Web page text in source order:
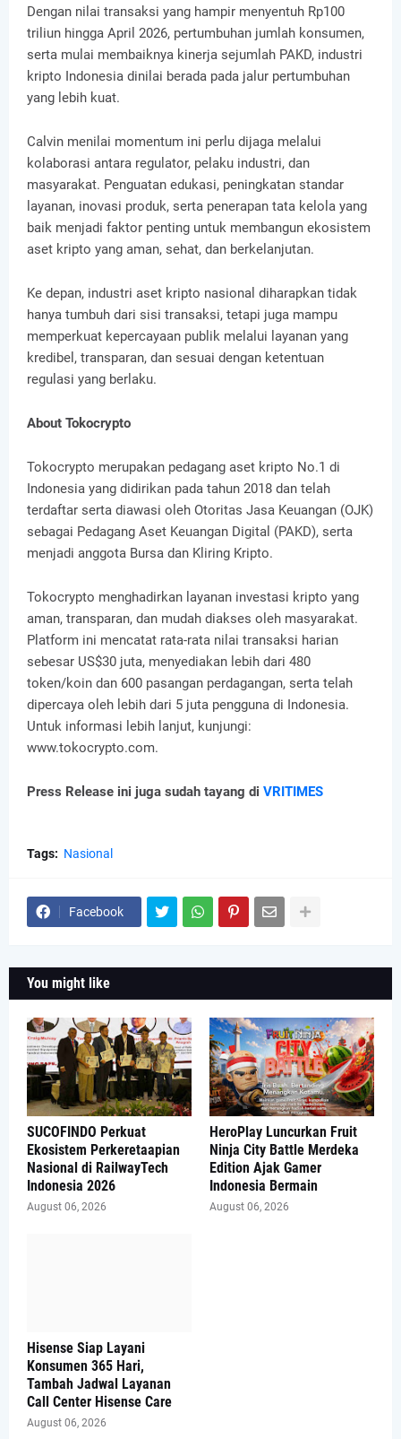
Dengan nilai transaksi yang hampir menyentuh Rp100
triliun hingga April 2026, pertumbuhan jumlah konsumen,
serta mulai membaiknya kinerja sejumlah PAKD, industri
kripto Indonesia dinilai berada pada jalur pertumbuhan
yang lebih kuat.
Calvin menilai momentum ini perlu dijaga melalui
kolaborasi antara regulator, pelaku industri, dan
masyarakat. Penguatan edukasi, peningkatan standar
layanan, inovasi produk, serta penerapan tata kelola yang
baik menjadi faktor penting untuk membangun ekosistem
aset kripto yang aman, sehat, dan berkelanjutan.
Ke depan, industri aset kripto nasional diharapkan tidak
hanya tumbuh dari sisi transaksi, tetapi juga mampu
memperkuat kepercayaan publik melalui layanan yang
kredibel, transparan, dan sesuai dengan ketentuan
regulasi yang berlaku.
About Tokocrypto
Tokocrypto merupakan pedagang aset kripto No.1 di
Indonesia yang didirikan pada tahun 2018 dan telah
terdaftar serta diawasi oleh Otoritas Jasa Keuangan (OJK)
sebagai Pedagang Aset Keuangan Digital (PAKD), serta
menjadi anggota Bursa dan Kliring Kripto.
Tokocrypto menghadirkan layanan investasi kripto yang
aman, transparan, dan mudah diakses oleh masyarakat.
Platform ini mencatat rata-rata nilai transaksi harian
sebesar US$30 juta, menyediakan lebih dari 480
token/koin dan 600 pasangan perdagangan, serta telah
dipercaya oleh lebih dari 5 juta pengguna di Indonesia.
Untuk informasi lebih lanjut, kunjungi:
www.tokocrypto.com.
Press Release ini juga sudah tayang di VRITIMES
Tags: Nasional
Facebook
You might like
SUCOFINDO Perkuat
Ekosistem Perkeretaapian
Nasional di RailwayTech
Indonesia 2026
August 06, 2026
HeroPlay Luncurkan Fruit
Ninja City Battle Merdeka
Edition Ajak Gamer
Indonesia Bermain
August 06, 2026
Hisense Siap Layani
Konsumen 365 Hari,
Tambah Jadwal Layanan
Call Center Hisense Care
August 06, 2026